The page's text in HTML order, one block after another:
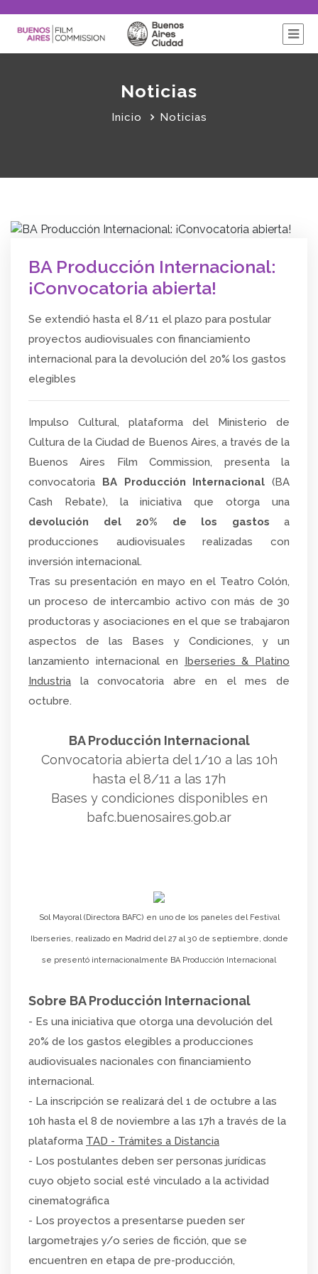
Noticias
Inicio Noticias
BA Producción Internacional:
¡Convocatoria abierta!
Se extendió hasta el 8/11 el plazo para postular
proyectos audiovisuales con financiamiento
internacional para la devolución del 20% los gastos
elegibles
Impulso Cultural, plataforma del Ministerio de
Cultura de la Ciudad de Buenos Aires, a través de la
Buenos Aires Film Commission, presenta la
convocatoria BA Producción Internacional (BA
Cash Rebate), la iniciativa que otorga una
devolución del 20% de los gastos a
producciones audiovisuales realizadas con
inversión internacional.
Tras su presentación en mayo en el Teatro Colón,
un proceso de intercambio activo con más de 30
productoras y asociaciones en el que se trabajaron
aspectos de las Bases y Condiciones, y un
lanzamiento internacional en Iberseries & Platino
Industria la convocatoria abre en el mes de
octubre.
BA Producción Internacional
Convocatoria abierta del 1/10 a las 10h
hasta el 8/11 a las 17h
Bases y condiciones disponibles en
bafc.buenosaires.gob.ar
Sol Mayoral (Directora BAFC) en uno de los paneles del Festival
Iberseries, realizado en Madrid del 27 al 30 de septiembre, donde
se presentó internacionalmente BA Producción Internacional
Sobre BA Producción Internacional
- Es una iniciativa que otorga una devolución del
20% de los gastos elegibles a producciones
audiovisuales nacionales con financiamiento
internacional.
- La inscripción se realizará del 1 de octubre a las
10h hasta el 8 de noviembre a las 17h a través de la
plataforma TAD - Trámites a Distancia
- Los postulantes deben ser personas jurídicas
cuyo objeto social esté vinculado a la actividad
cinematográfica
- Los proyectos a presentarse pueden ser
largometrajes y/o series de ficción, que se
encuentren en etapa de pre-producción,